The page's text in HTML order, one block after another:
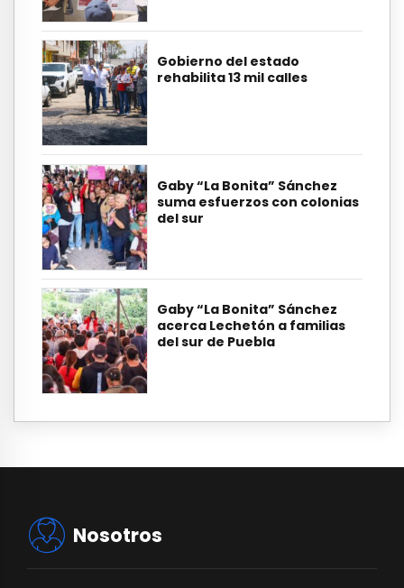
Gobierno del estado
rehabilita 13 mil calles
Gaby “La Bonita” Sánchez
suma esfuerzos con colonias
del sur
Gaby “La Bonita” Sánchez
acerca Lechetón a familias
del sur de Puebla
Nosotros